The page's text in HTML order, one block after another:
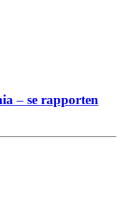
– se rapporten